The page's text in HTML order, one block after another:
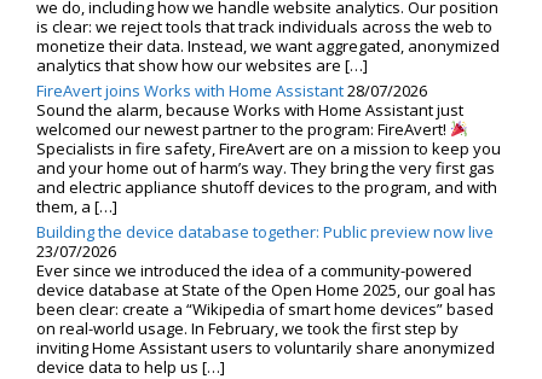
we do, including how we handle website analytics. Our position
is clear: we reject tools that track individuals across the web to
monetize their data. Instead, we want aggregated, anonymized
analytics that show how our websites are […]
FireAvert joins Works with Home Assistant28/07/2026
Sound the alarm, because Works with Home Assistant just
welcomed our newest partner to the program: FireAvert!
Specialists in fire safety, FireAvert are on a mission to keep you
and your home out of harm’s way. They bring the very first gas
and electric appliance shutoff devices to the program, and with
them, a […]
Building the device database together: Public preview now live
23/07/2026
Ever since we introduced the idea of a community-powered
device database at State of the Open Home 2025, our goal has
been clear: create a “Wikipedia of smart home devices” based
on real-world usage. In February, we took the first step by
inviting Home Assistant users to voluntarily share anonymized
device data to help us […]